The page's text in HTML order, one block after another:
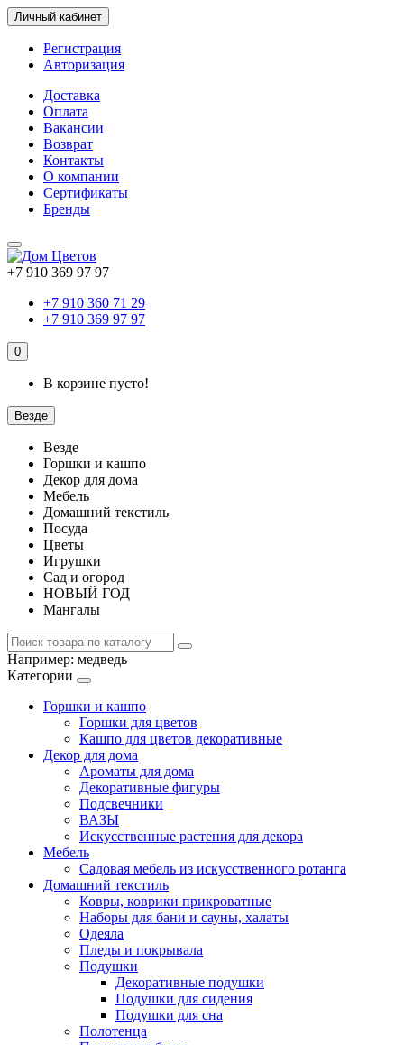
Личный кабинет
Регистрация
Авторизация
Доставка
Оплата
Вакансии
Возврат
Контакты
О компании
Сертификаты
Бренды
+7 910 369 97 97
+7 910 360 71 29
+7 910 369 97 97
0
В корзине пусто!
Везде
Везде
Горшки и кашпо
Декор для дома
Мебель
Домашний текстиль
Посуда
Цветы
Игрушки
Сад и огород
НОВЫЙ ГОД
Мангалы
Например: медведь
Категории
Горшки и кашпо
Горшки для цветов
Кашпо для цветов декоративные
Декор для дома
Ароматы для дома
Декоративные фигуры
Подсвечники
ВАЗЫ
Искусственные растения для декора
Мебель
Садовая мебель из искусственного ротанга
Домашний текстиль
Ковры, коврики прикроватные
Наборы для бани и сауны, халаты
Одеяла
Пледы и покрывала
Подушки
Декоративные подушки
Подушки для сидения
Подушки для сна
Полотенца